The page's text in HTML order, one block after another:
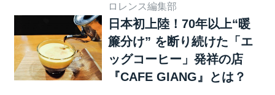
んのって。
ロレンス編集部
日本初上陸！70年以上“暖
簾分け” を断り続けた「エ
ッグコーヒー」発祥の店
『CAFE GIANG』とは？